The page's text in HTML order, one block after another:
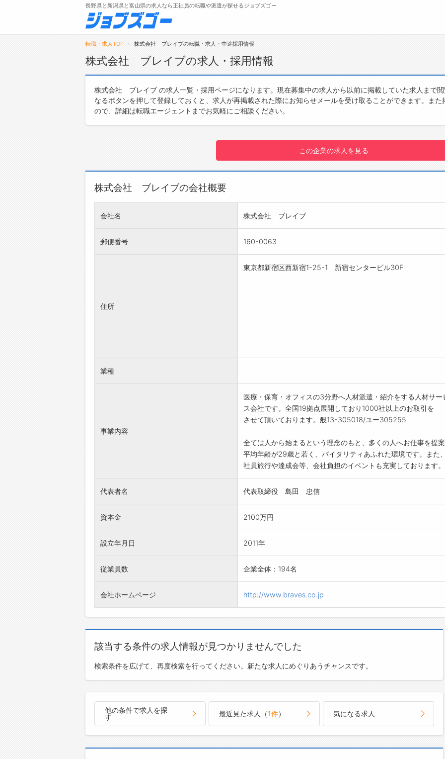
トップ
転職ノウハウ(応募書類の書き方・面接対策な
ど)
転職・採用コラム
長野県と新潟県と富山県の求人なら正社員の転職や派遣が探せるジョブズゴー
転職・求人TOP 株式会社 ブレイブの転職・求人・中途採用情報
株式会社 ブレイブの求人・採用情報
株式会社 ブレイブ の求人一覧・採用ページになります。現在募集中の求人から以前に掲載していた求人まで
なるボタンを押して登録しておくと、求人が再掲載された際にお知らせメールを受け取ることができます。ま
ので、詳細は転職エージェントまでお気軽にご相談ください。
この企業の求人を見る
株式会社 ブレイブの会社概要
会社名 株式会社 ブレイブ
郵便番号 160-0063
住所
東京都新宿区西新宿1-25-1 新宿センタービル30F
業種
事業内容
医療・保育・オフィスの3分野へ人材派遣・紹介をする人材サー
ス会社です。全国19拠点展開しており1000社以上のお取引を
させて頂いております。般13-305018/ユー305255
全ては人から始まるという理念のもと、多くの人へお仕事を提
平均年齢が29歳と若く、バイタリティあふれた環境です。また
社員旅行や達成会等、会社負担のイベントも充実しております。
代表者名 代表取締役 島田 忠信
資本金 2100万円
設立年月日 2011年
従業員数 企業全体：194名
会社ホームページ http://www.braves.co.jp
該当する条件の求人情報が見つかりませんでした
検索条件を広げて、再度検索を行ってください。新たな求人にめぐりあうチャンスです。
他の条件で求人を探
す
最近見た求人（1件） 気になる求人